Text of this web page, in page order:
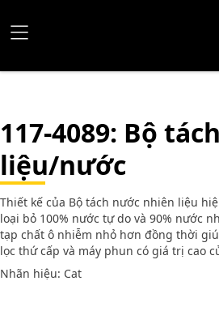
117-4089: Bộ
liệu/nước
Thiết kế của Bộ tách nước nhiên liệu
loại bỏ 100% nước tự do và 90% nước
tạp chất ô nhiễm nhỏ hơn đồng thời
lọc thứ cấp và máy phun có giá trị cao
Nhãn hiệu: Cat